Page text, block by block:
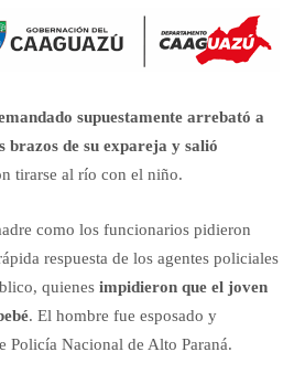
supuestamente arrebató a
brazos de su expareja y salió
tirarse al río con el niño.
como los funcionarios pidieron
respuesta de los agentes policiales
quienes impidieron que el joven
. El hombre fue esposado y
Policía Nacional de Alto Paraná.